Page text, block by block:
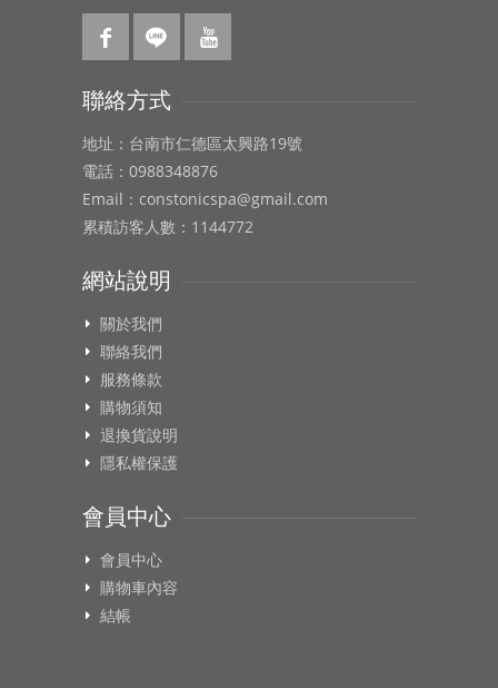
聯絡方式
地址：台南市仁德區太興路19號
電話：0988348876
Email：constonicspa@gmail.com
累積訪客人數：1144772
網站說明
關於我們
聯絡我們
服務條款
購物須知
退換貨說明
隱私權保護
會員中心
會員中心
購物車內容
結帳